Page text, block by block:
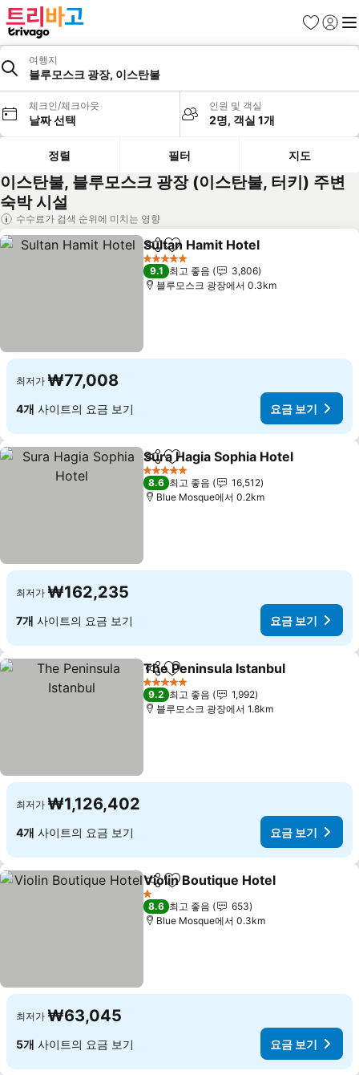
즐겨찾기
로그인
메
여행지
블루모스크 광장, 이스탄불
체크인/체크아웃
날짜 선택
인원 및 객실
2명, 객실 1개
정렬 필터 지도
이스탄불, 블루모스크 광장 (이스탄불, 터키) 주변
숙박 시설
수수료가 검색 순위에 미치는 영향
공유 즐겨찾기에 추가
Sultan Hamit Hotel
5 성급
9.1 최고 좋음
3,806
블루모스크 광장에서 0.3km
최저가 ₩77,008
4개 사이트의 요금 보기 요금 보기
공유 즐겨찾기에 추가
Sura Hagia Sophia Hotel
5 성급
8.6 최고 좋음
16,512
Blue Mosque에서 0.2km
최저가 ₩162,235
7개 사이트의 요금 보기 요금 보기
공유 즐겨찾기에 추가
The Peninsula Istanbul
5 성급
9.2 최고 좋음
1,992
블루모스크 광장에서 1.8km
최저가 ₩1,126,402
4개 사이트의 요금 보기 요금 보기
공유 즐겨찾기에 추가
Violin Boutique Hotel
1 성급
8.6 최고 좋음
653
Blue Mosque에서 0.3km
최저가 ₩63,045
5개 사이트의 요금 보기 요금 보기